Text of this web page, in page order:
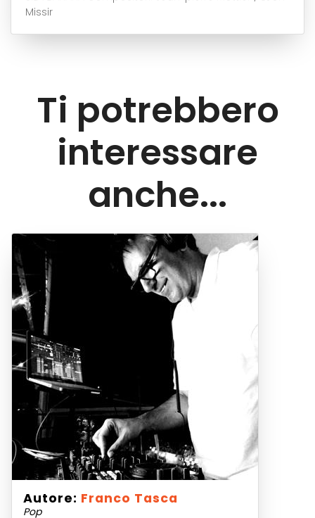
Missir
Ti potrebbero
interessare
anche...
Autore: Franco Tasca
Pop